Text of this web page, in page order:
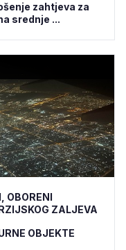
zahtjeva za
srednje ...
OBORENI
ZALJEVA
OBJEKTE